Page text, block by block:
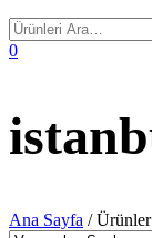
0
Ana Sayfa /